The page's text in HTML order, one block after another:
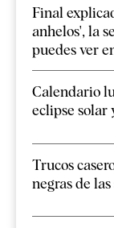
Final
anhelos', la
puedes ver
Calendario
eclipse solar
Trucos
negras de